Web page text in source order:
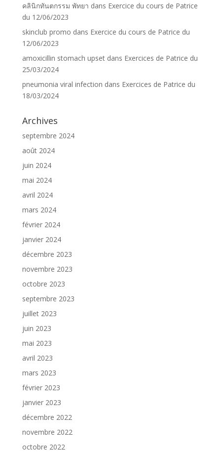
คลินิกทันตกรรม พัทยา dans Exercice du cours de Patrice
du 12/06/2023
skinclub promo dans Exercice du cours de Patrice du
12/06/2023
amoxicillin stomach upsetdans Exercices de Patrice du
25/03/2024
pneumonia viral infection dans Exercices de Patrice du
18/03/2024
Archives
septembre 2024
août 2024
juin 2024
mai 2024
avril 2024
mars 2024
février 2024
janvier 2024
décembre 2023
novembre 2023
octobre 2023
septembre 2023
juillet 2023
juin 2023
mai 2023
avril 2023
mars 2023
février 2023
janvier 2023
décembre 2022
novembre 2022
octobre 2022